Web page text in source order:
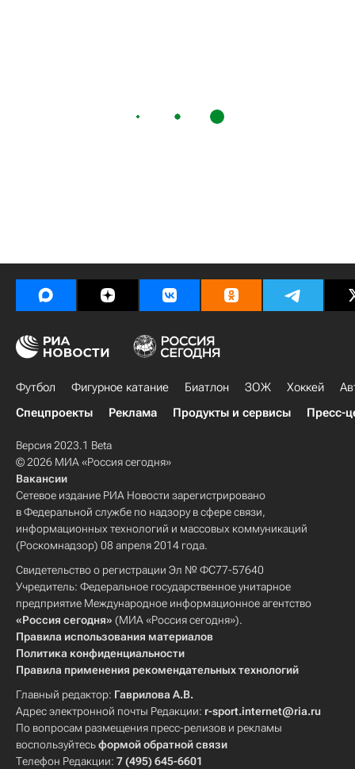
Футбол Фигурное катание Биатлон ЗОЖ Хоккей
Спецпроекты
Реклама Продукты и сервисы Пресс-
Версия 2023.1 Beta
© 2026 МИА «Россия сегодня»
Вакансии
Сетевое издание РИА Новости зарегистрировано
в Федеральной службе по надзору в сфере связи,
информационных технологий и массовых коммуникаций
(Роскомнадзор) 08 апреля 2014 года.
Свидетельство о регистрации Эл № ФС77-57640
Учредитель: Федеральное государственное унитарное
предприятие Международное информационное агентство
«Россия сегодня» (МИА «Россия сегодня»).
Правила использования материалов
Политика конфиденциальности
Правила применения рекомендательных технологий
Главный редактор: Гаврилова А.В.
Адрес электронной почты Редакции: r-sport.internet@ria.ru
По вопросам размещения пресс-релизов и рекламы
воспользуйтесьформой обратной связи
Телефон Редакции: 7 (495) 645-6601